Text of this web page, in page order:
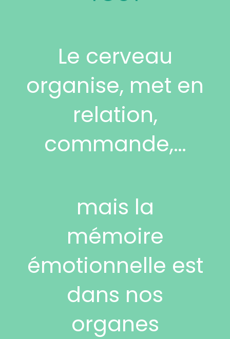
Le cerveau
organise, met en
relation,
commande,…
mais la
mémoire
émotionnelle est
dans nos
organes